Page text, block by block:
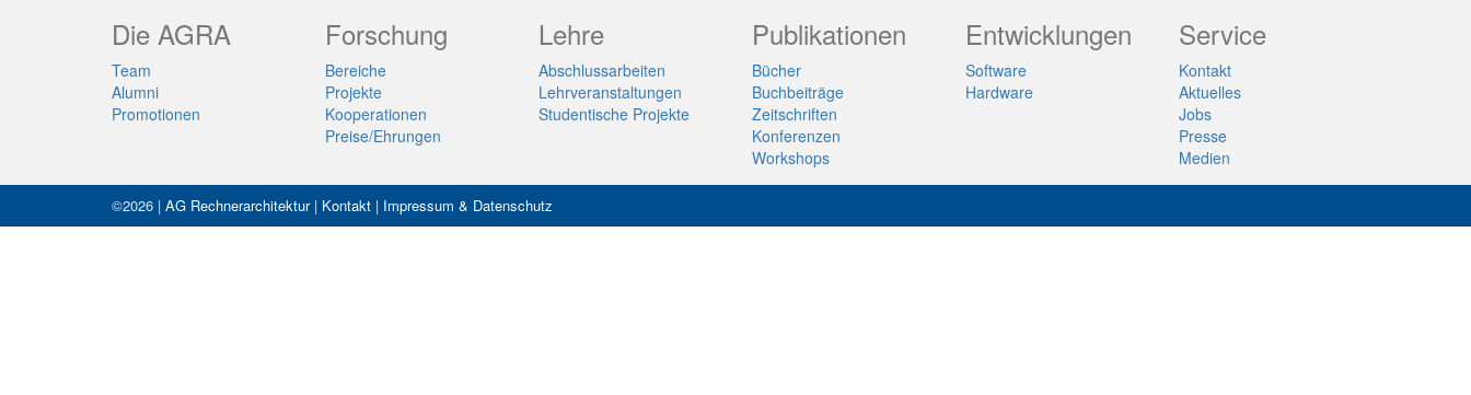
Die AGRA
Team
Alumni
Promotionen
Forschung
Bereiche
Projekte
Kooperationen
Preise/Ehrungen
Lehre
Abschlussarbeiten
Lehrveranstaltungen
Studentische Projekte
Publikationen
Bücher
Buchbeiträge
Zeitschriften
Konferenzen
Workshops
Entwicklungen
Software
Hardware
Service
Kontakt
Aktuelles
Jobs
Presse
Medien
©2026 | AG Rechnerarchitektur| Kontakt | Impressum & Datenschutz